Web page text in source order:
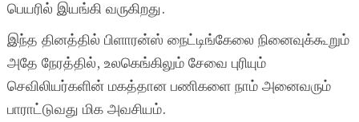
பெயரில் இயங்கி வருகிறது.
இந்த தினத்தில் பிளாரன்ஸ் நைட்டிங்கேலை நினைவுக்கூறும்
அதே நேரத்தில், உலகெங்கிலும் சேவை புரியும்
செவிலியர்களின் மகத்தான பணிகளை நாம் அனைவரும்
பாராட்டுவது மிக அவசியம்.